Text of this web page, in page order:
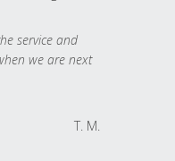
service and
we are next
T. M.